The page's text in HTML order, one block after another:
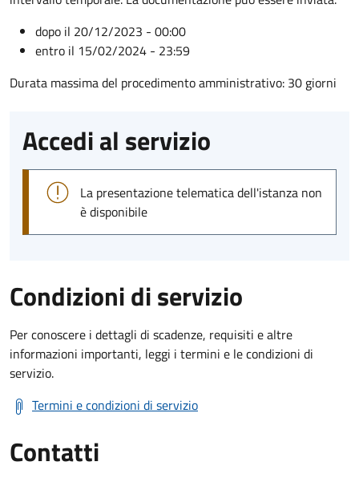
dopo il 20/12/2023 - 00:00
entro il 15/02/2024 - 23:59
Durata massima del procedimento amministrativo: 30 giorni
Accedi al servizio
La presentazione telematica dell'istanza non
è disponibile
Condizioni di servizio
Per conoscere i dettagli di scadenze, requisiti e altre
informazioni importanti, leggi i termini e le condizioni di
servizio.
Termini e condizioni di servizio
Contatti